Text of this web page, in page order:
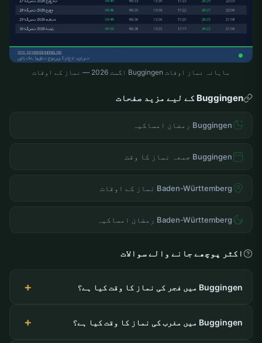
ماہانہ نماز اوقات Buggingen اگست 2026 — نماز کے اوقات
Buggingen کے لیے مزید صفحات
Buggingen رمضان امساکیہ
Buggingen جمعہ نماز کا وقت
Baden-Württemberg نماز کے اوقات
Baden-Württemberg رمضان امساکیہ
اکثر پوچھے جانے والے سوالات
Buggingen میں فجر کی نماز کا وقت کیا ہے؟
Buggingen میں مغرب کی نماز کا وقت کیا ہے؟